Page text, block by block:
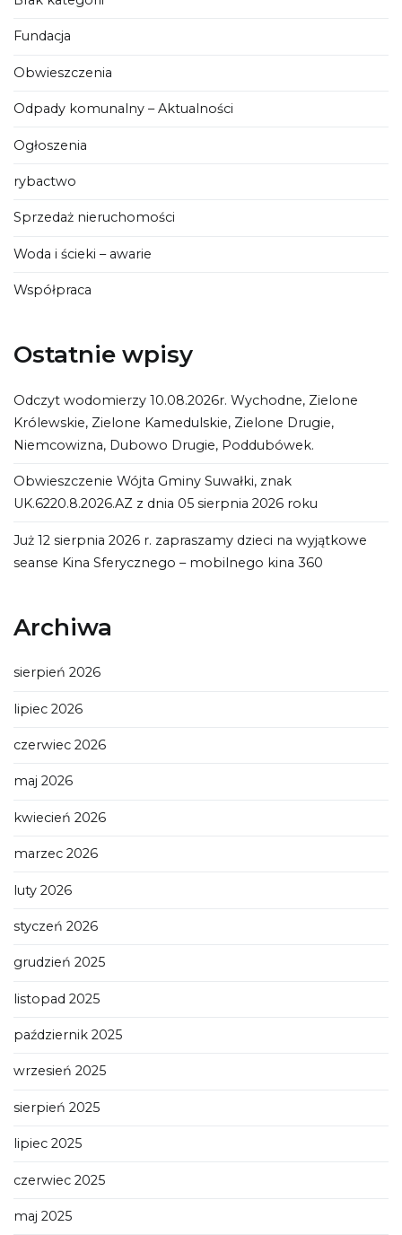
Fundacja
Obwieszczenia
Odpady komunalny – Aktualności
Ogłoszenia
rybactwo
Sprzedaż nieruchomości
Woda i ścieki – awarie
Współpraca
Ostatnie wpisy
Odczyt wodomierzy 10.08.2026r. Wychodne, Zielone
Królewskie, Zielone Kamedulskie, Zielone Drugie,
Niemcowizna, Dubowo Drugie, Poddubówek.
Obwieszczenie Wójta Gminy Suwałki, znak
UK.6220.8.2026.AZ z dnia 05 sierpnia 2026 roku
Już 12 sierpnia 2026 r. zapraszamy dzieci na wyjątkowe
seanse Kina Sferycznego – mobilnego kina 360
Archiwa
sierpień 2026
lipiec 2026
czerwiec 2026
maj 2026
kwiecień 2026
marzec 2026
luty 2026
styczeń 2026
grudzień 2025
listopad 2025
październik 2025
wrzesień 2025
sierpień 2025
lipiec 2025
czerwiec 2025
maj 2025